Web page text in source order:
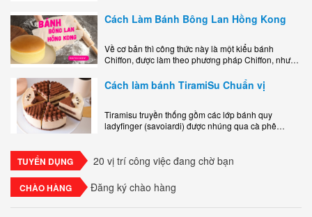
Cách Làm Bánh Bông Lan Hồng Kong
Về cơ bản thì công thức này là một kiểu bánh
Chiffon, được làm theo phương pháp Chiffon, nhưng
ngon, làm..
Cách làm bánh TiramiSu Chuẩn vị
Tiramisu truyền thống gồm các lớp bánh quy
ladyfinger (savoiardi) được nhúng qua cà phê
TUYỂN DỤNG 20 vị trí công việc đang chờ bạn
CHÀO HÀNG Đăng ký chào hàng